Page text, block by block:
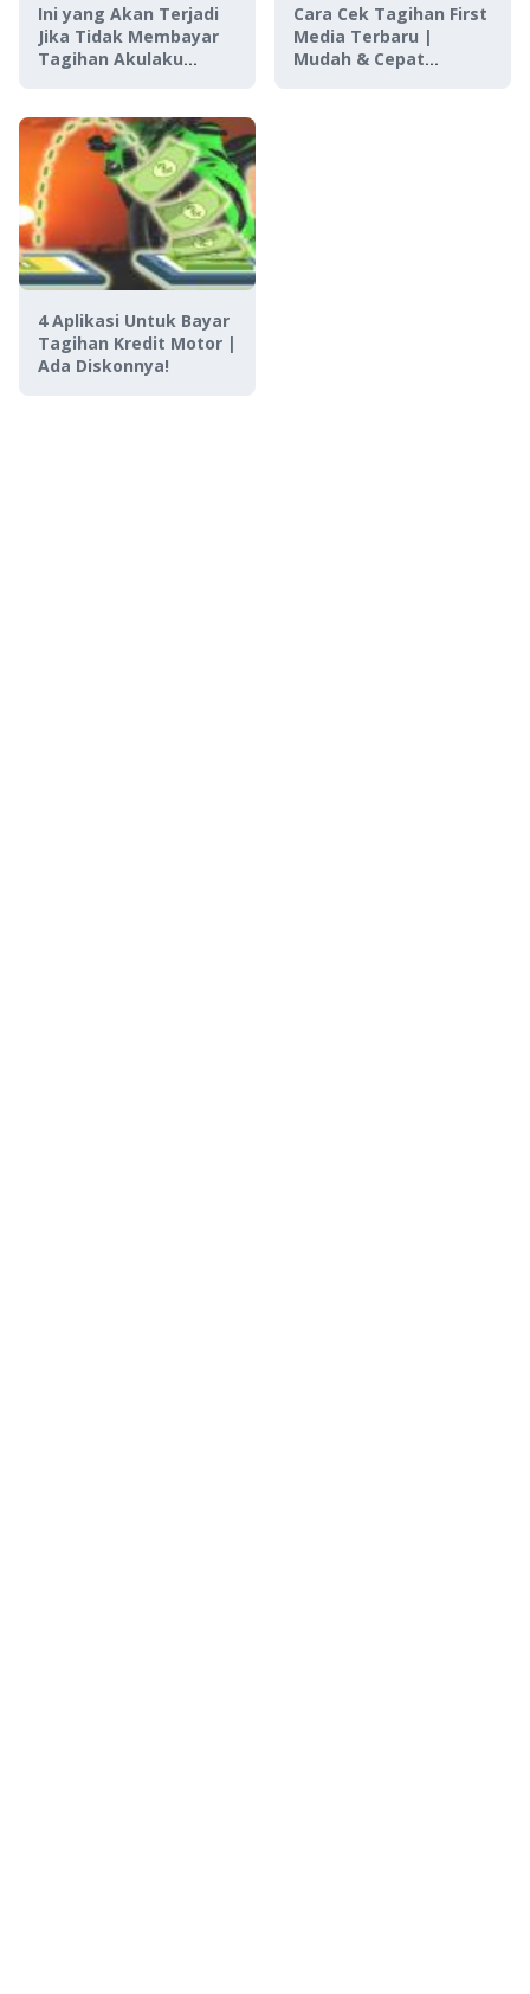
Ini yang Akan Terjadi
Jika Tidak Membayar
Tagihan Akulaku
Cara Cek Tagihan First
Media Terbaru |
Mudah & Cepat
4 Aplikasi Untuk Bayar
Tagihan Kredit Motor |
Ada Diskonnya!